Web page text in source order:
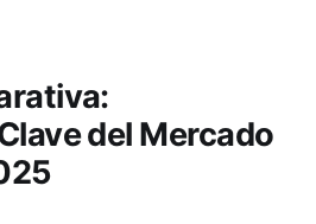
del Mercado